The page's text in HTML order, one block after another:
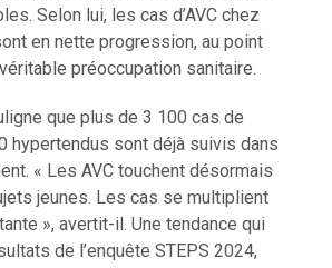
Selon lui, les cas d’AVC chez
en nette progression, au point
préoccupation sanitaire.
que plus de 3 100 cas de
hypertendus sont déjà suivis dans
« Les AVC touchent désormais
jeunes. Les cas se multiplient
», avertit-il. Une tendance qui
de l’enquête STEPS 2024,